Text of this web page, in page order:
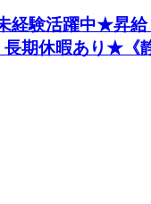
経験活躍中★昇
期休暇あり★《